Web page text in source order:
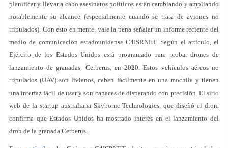
planificar y llevar a cabo asesinatos políticos están cambiando y ampliando
notablemente su alcance (especialmente cuando se trata de aviones no
tripulados). Con esto en mente, vale la pena señalar un informe reciente del
medio de comunicación estadounidense C4ISRNET. Según el artículo, el
Ejército de los Estados Unidos está programado para probar drones de
lanzamiento de granadas, Cerberus, en 2020. Estos vehículos aéreos no
tripulados (UAV) son livianos, caben fácilmente en una mochila y tienen
una interfaz fácil de usar y son capaces de disparando con precisión. El sitio
web de la startup australiana Skyborne Technologies, que diseñó el dron,
confirma que Estados Unidos ha mostrado interés en el lanzamiento del
dron de la granada Cerberus.